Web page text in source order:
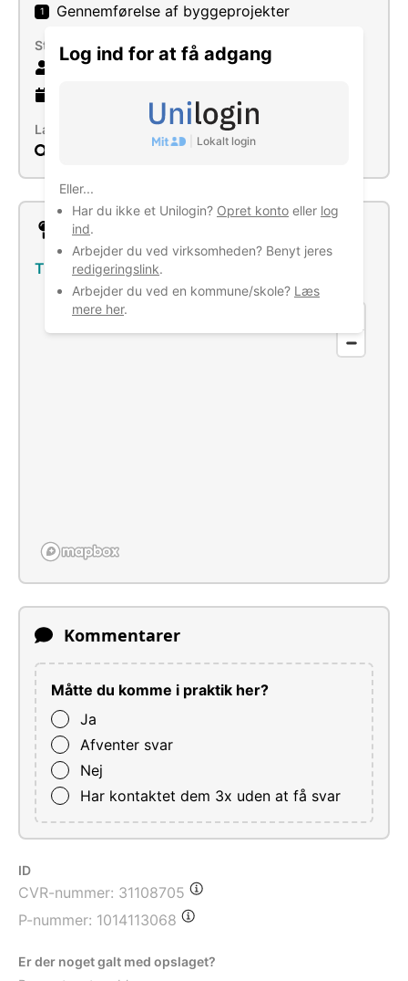
Log ind for at få adgang
Lokalt login
Eller...
Har du ikke et Unilogin? Opret konto eller log
ind.
Arbejder du ved virksomheden? Benyt jeres
redigeringslink.
Arbejder du ved en kommune/skole? Læs
mere her.
1 Gennemførelse af byggeprojekter
Størrelse
6 ansatte
Læs mere
Lokation
Tusbækvej 45, 7540 Haderup
Kommentarer
Måtte du komme i praktik her?
Ja
Afventer svar
Nej
Har kontaktet dem 3x uden at få svar
ID
CVR-nummer: 31108705
P-nummer: 1014113068
Er der noget galt med opslaget?